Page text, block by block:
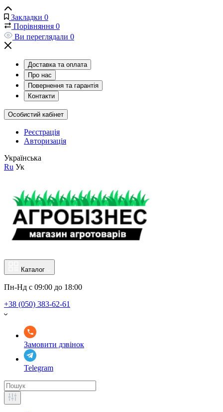
Закладки 0
Порівняння 0
Ви переглядали 0
Доставка та оплата
Про нас
Повернення та гарантія
Контакти
Особистий кабінет
Реєстрація
Авторизація
Українська
Ru Ук
Каталог
Пн-Нд с 09:00 до 18:00
+38 (050) 383-62-61
Замовити дзвінок
Telegram